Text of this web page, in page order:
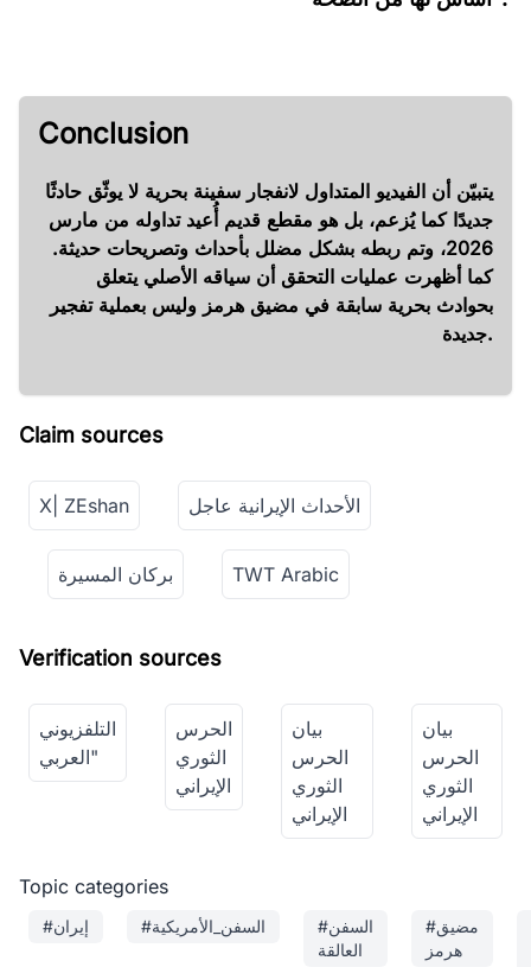
Conclusion
يتبيّن أن الفيديو المتداول لانفجار سفينة بحرية لا يوثّق حادثًا
جديدًا كما يُزعم، بل هو مقطع قديم أُعيد تداوله من مارس
2026، وتم ربطه بشكل مضلل بأحداث وتصريحات حديثة.
كما أظهرت عمليات التحقق أن سياقه الأصلي يتعلق
بحوادث بحرية سابقة في مضيق هرمز وليس بعملية تفجير
جديدة.
Claim sources
X| ZEshan الأحداث الإيرانية عاجل
بركان المسيرة TWT Arabic
Verification sources
التلفزيوني
العربي"
الحرس
الثوري
الإيراني
بيان
الحرس
الثوري
الإيراني
بيان
الحرس
الثوري
الإيراني
Topic categories
#إيران #السفن_الأمريكية
#السفن
العالقة
#مضيق
هرمز